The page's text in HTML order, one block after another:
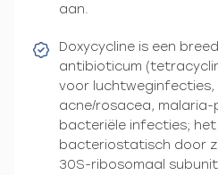
aan.
Doxycycline is een
antibioticum
voor luchtweginfecties,
acne/rosacea,
bacteriële infecties;
bacteriostatisch door
30S-ribosomaal